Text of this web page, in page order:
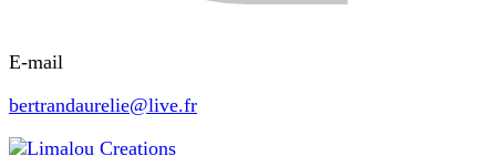
E-mail
bertrandaurelie@live.fr